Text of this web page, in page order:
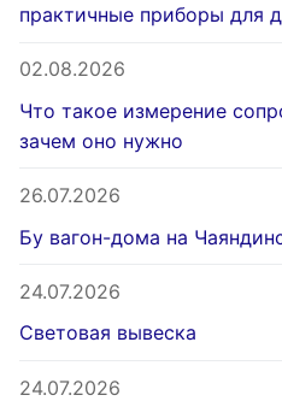
практичные приборы для
02.08.2026
Что такое измерение
зачем оно нужно
26.07.2026
Бу вагон-дома на
24.07.2026
Световая вывеска
24.07.2026